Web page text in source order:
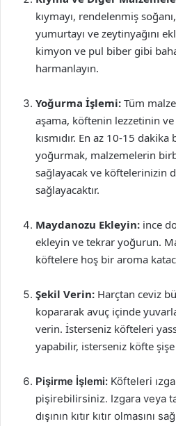
kıymayı, rendelenmiş
yumurtayı ve zeytinyağını
kimyon ve pul biber gibi
harmanlayın.
Yoğurma İşlemi: Tüm
aşama, köftenin lezzetinin
kısmıdır. En az 10-15 dakika
yoğurmak, malzemelerin
sağlayacak ve köftelerinizin
sağlayacaktır.
Maydanozu Ekleyin: ince
ekleyin ve tekrar yoğurun.
köftelere hoş bir aroma
Şekil Verin: Harçtan ceviz
kopararak avuç içinde
verin. İsterseniz köfteleri
yapabilir, isterseniz köfte
Pişirme İşlemi: Köfteleri
pişirebilirsiniz. Izgara veya
dışının kıtır kıtır olmasını